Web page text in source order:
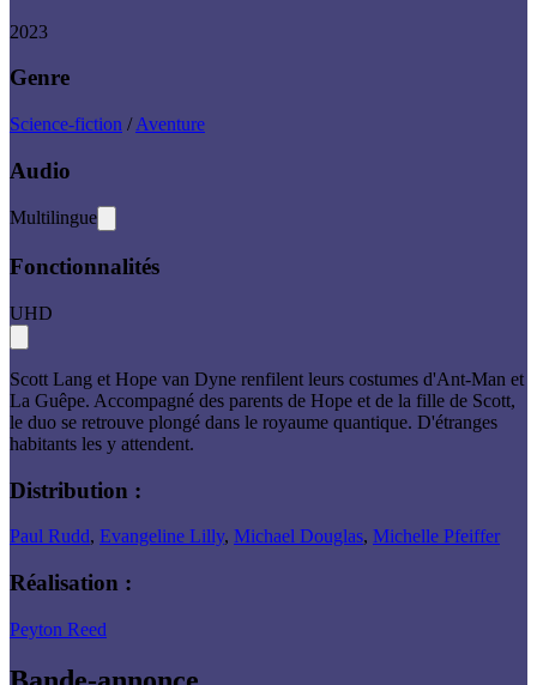
2023
Genre
Science-fiction /Aventure
Audio
Multilingue
Fonctionnalités
UHD
Scott Lang et Hope van Dyne renfilent leurs costumes d'Ant-Man et
La Guêpe. Accompagné des parents de Hope et de la fille de Scott,
le duo se retrouve plongé dans le royaume quantique. D'étranges
habitants les y attendent.
Distribution :
Paul Rudd, Evangeline Lilly, Michael Douglas, Michelle Pfeiffer
Réalisation :
Peyton Reed